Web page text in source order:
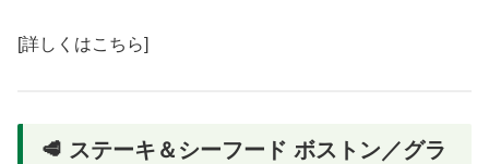
[詳しくはこちら]
🥩 ステーキ＆シーフード ボストン／グラ